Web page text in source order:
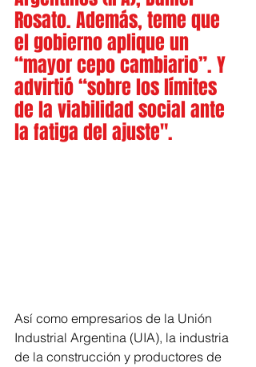
Rosato. Además, teme que
el gobierno aplique un
“mayor cepo cambiario”. Y
advirtió “sobre los límites
de la viabilidad social ante
la fatiga del ajuste".
Así como empresarios de la Unión
Industrial Argentina (UIA), la industria
de la construcción y productores de